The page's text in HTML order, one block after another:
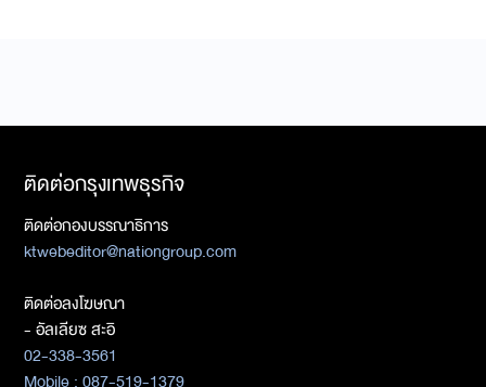
ติดต่อกรุงเทพธุรกิจ
ติดต่อกองบรรณาธิการ
ktwebeditor@nationgroup.com
ติดต่อลงโฆษณา
- อัลเลียซ สะอิ
02-338-3561